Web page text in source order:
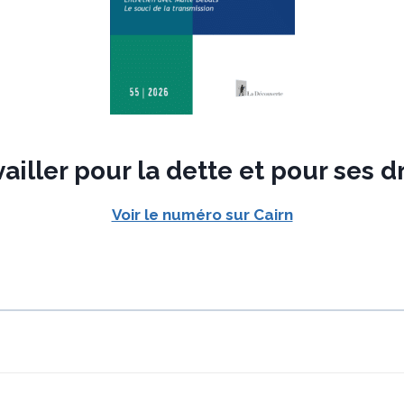
pour la dette et pour ses
Voir le numéro sur Cairn